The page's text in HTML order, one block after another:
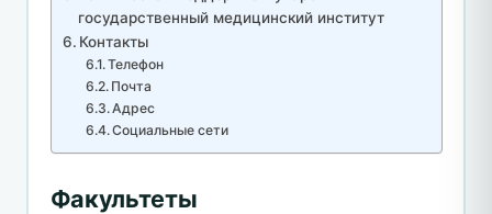
государственный медицинский институт
Контакты
Телефон
Почта
Адрес
Социальные сети
Факультеты